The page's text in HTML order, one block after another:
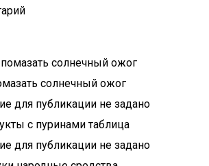
солнечный ожог
с пуринами таблица